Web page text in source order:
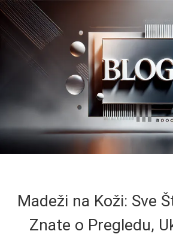
Madeži na Koži: Sve
Znate o Pregledu,